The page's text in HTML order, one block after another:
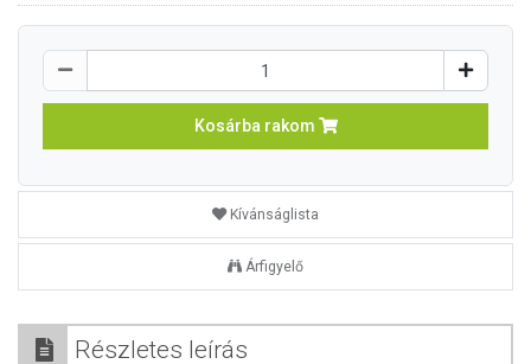
Kosárba rakom
Kívánságlista
Árfigyelő
Részletes leírás